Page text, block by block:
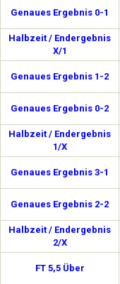
Genaues Ergebnis 0-1
Halbzeit / Endergebnis
X/1
Genaues Ergebnis 1-2
Genaues Ergebnis 0-2
Halbzeit / Endergebnis
1/X
Genaues Ergebnis 3-1
Genaues Ergebnis 2-2
Halbzeit / Endergebnis
2/X
FT 5,5 Über